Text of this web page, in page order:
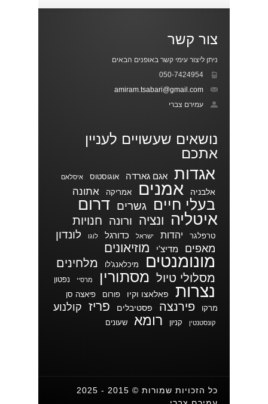
צור קשר
ניתן ליצור עימי קשר באופנים הבאים
050-7424954
amiram.tsabari@gmail.com
עמירם צברי
נושאים שעשויים לעניין
אתכם
אגדות אגם גארדה אוגוסטוס איסלאם
אלבניה אמנים אמריקה אתונה
בעלי חיים גשרים דרום
איטליה
ונציה ורונה חנויות
טרפלגר יהדות ישראל כדורגל לוגו לונדון
מאפים מדיצ'י מוזיאונים
מונומנטים מיכלאנג'לו
מלחינים
מסלולי טיול מסתורין מרסיי נפטון
נצרות פאלאצו וקיו פורום
פיאצה סן
מרקו
פירנצה פסטיבלים פריז קולנוע
קונסטנטין קניון רומא שעונים
כל הזכויות שמורות © 2015 - 2025